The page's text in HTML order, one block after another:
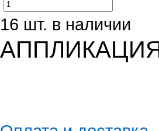
16 шт. в наличии
АППЛИКАЦИЯ